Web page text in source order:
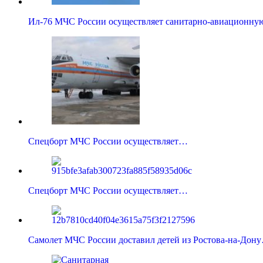
Ил-76 МЧС России осуществляет санитарно-
Спецборт МЧС России осуществляет…
Спецборт МЧС России осуществляет…
Самолет МЧС России доставил детей из Ростова-на-